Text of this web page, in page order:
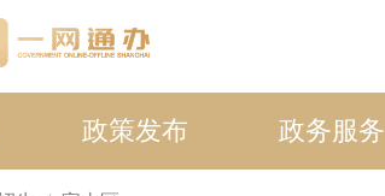
政策发布 政务服务